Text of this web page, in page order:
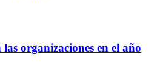
organizaciones en el año